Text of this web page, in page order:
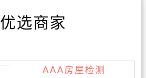
优选商家
AAA房屋检测